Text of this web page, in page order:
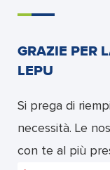
GRAZIE PER
LEPU
Si prega di
necessità. Le
con te al più